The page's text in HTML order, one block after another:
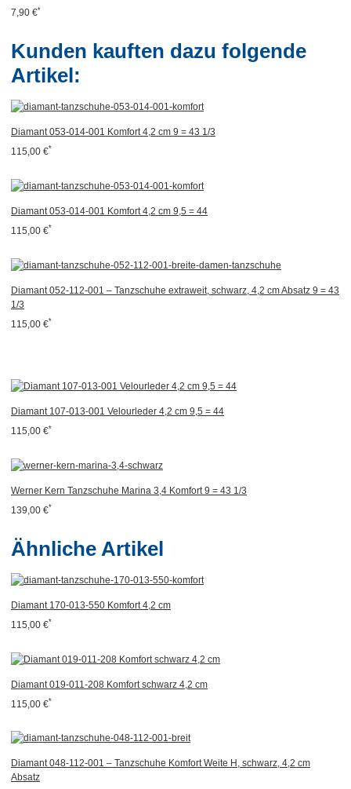
7,90 €*
Kunden kauften dazu folgende
Artikel:
Diamant 053-014-001 Komfort 4,2 cm 9 = 43 1/3
115,00 €*
Diamant 053-014-001 Komfort 4,2 cm 9,5 = 44
115,00 €*
Diamant 052-112-001 – Tanzschuhe extraweit, schwarz, 4,2 cm Absatz 9 = 43
1/3
115,00 €*
Diamant 107-013-001 Velourleder 4,2 cm 9,5 = 44
115,00 €*
Werner Kern Tanzschuhe Marina 3,4 Komfort 9 = 43 1/3
139,00 €*
Ähnliche Artikel
Diamant 170-013-550 Komfort 4,2 cm
115,00 €*
Diamant 019-011-208 Komfort schwarz 4,2 cm
115,00 €*
Diamant 048-112-001 – Tanzschuhe Komfort Weite H, schwarz, 4,2 cm
Absatz